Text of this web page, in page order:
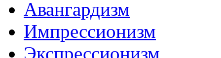
Авангардизм
Импрессионизм
Экспрессионизм